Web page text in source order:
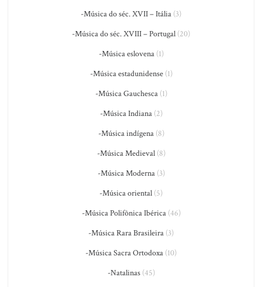
-Música do séc. XVII – Itália (3)
-Música do séc. XVIII – Portugal (20)
-Música eslovena(1)
-Música estadunidense(1)
-Música Gauchesca(1)
-Música Indiana(2)
-Música indígena(8)
-Música Medieval(8)
-Música Moderna(3)
-Música oriental (5)
-Música Polifônica Ibérica(46)
-Música Rara Brasileira (3)
-Música Sacra Ortodoxa (10)
-Natalinas(45)